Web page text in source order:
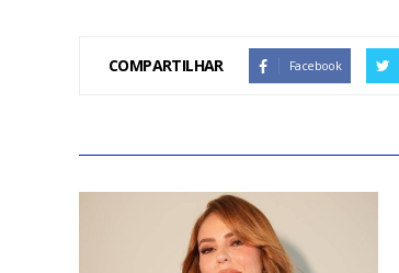
COMPARTILHAR Facebook